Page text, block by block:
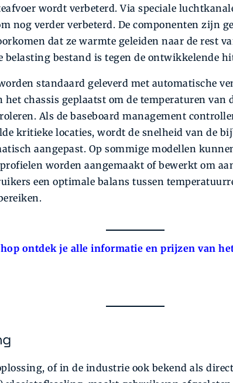
wordt verbeterd. Via speciale
nog verder verbeterd. De componenten zijn
dat ze warmte geleiden naar de rest
belasting bestand is tegen de ontwikkelende
standaard geleverd met automatische
het chassis geplaatst om de temperaturen van
Als de baseboard management
kritieke locaties, wordt de snelheid van de
aangepast. Op sommige modellen
worden aangemaakt of bewerkt om
een optimale balans tussen
ontdek je alle informatie en prijzen van
of in de industrie ook bekend als